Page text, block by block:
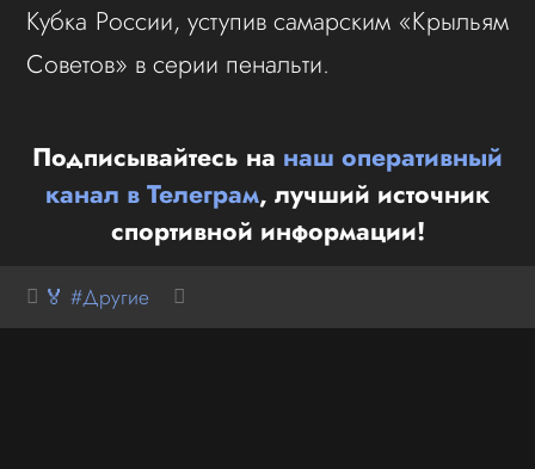
Кубка России, уступив самарским «Крыльям
Советов» в серии пенальти.
Подписывайтесь на наш оперативный
канал в Телеграм, лучший источник
спортивной информации!
🏅 #Другие